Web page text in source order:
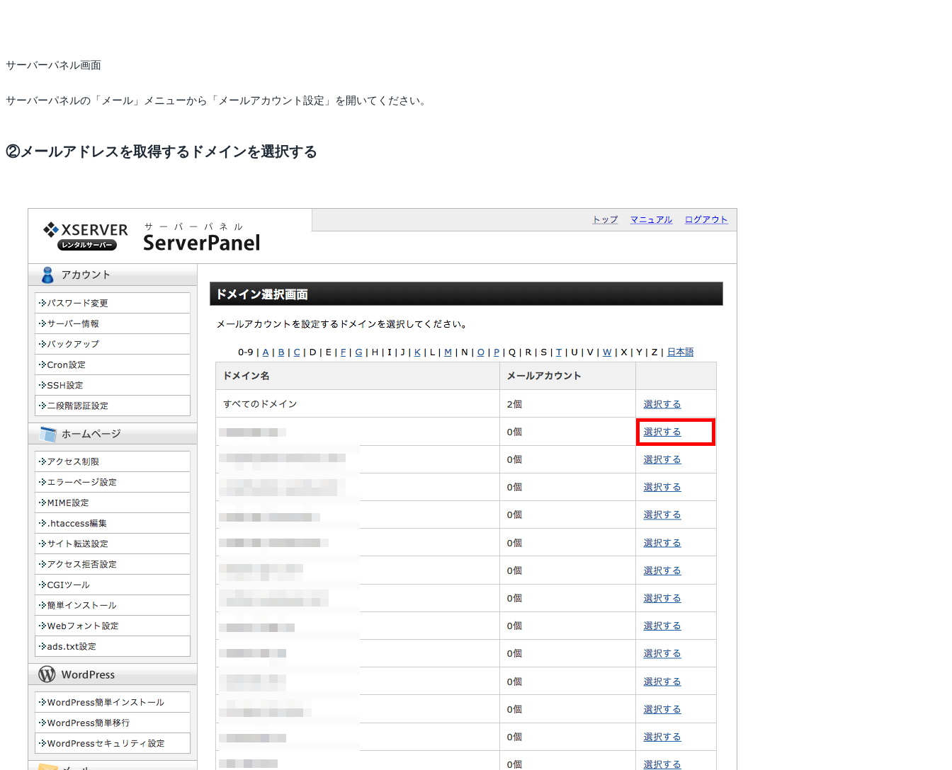
サーバーパネル画面
サーバーパネルの「メール」メニューから「メールアカウント設定」を開いてください。
②メールアドレスを取得するドメインを選択する